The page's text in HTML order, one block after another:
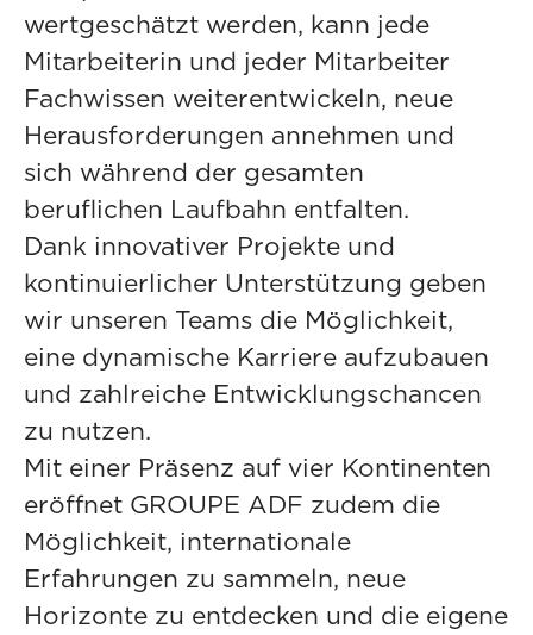
wertgeschätzt werden, kann jede
Mitarbeiterin und jeder Mitarbeiter
Fachwissen weiterentwickeln, neue
Herausforderungen annehmen und
sich während der gesamten
beruflichen Laufbahn entfalten.
Dank innovativer Projekte und
kontinuierlicher Unterstützung geben
wir unseren Teams die Möglichkeit,
eine dynamische Karriere aufzubauen
und zahlreiche Entwicklungschancen
zu nutzen.
Mit einer Präsenz auf vier Kontinenten
eröffnet GROUPE ADF zudem die
Möglichkeit, internationale
Erfahrungen zu sammeln, neue
Horizonte zu entdecken und die eigene